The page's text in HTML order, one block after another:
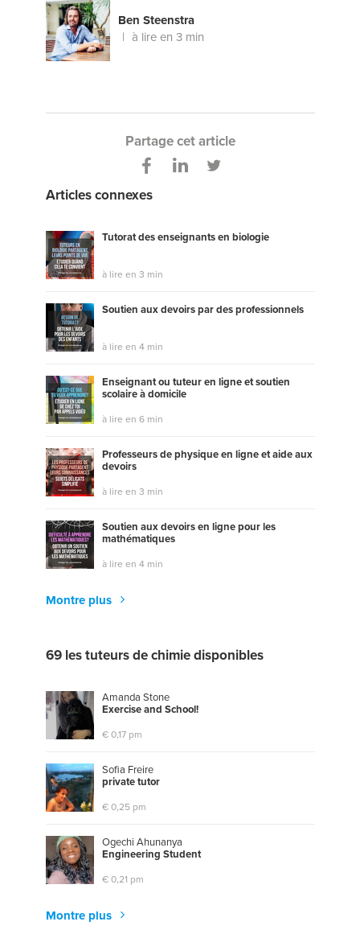
Ben Steenstra
à lire en 3 min
Partage cet article
Articles connexes
Tutorat des enseignants en biologie
à lire en 3 min
Soutien aux devoirs par des professionnels
à lire en 4 min
Enseignant ou tuteur en ligne et soutien
scolaire à domicile
à lire en 6 min
Professeurs de physique en ligne et aide aux
devoirs
à lire en 3 min
Soutien aux devoirs en ligne pour les
mathématiques
à lire en 4 min
Montre plus
69 les tuteurs de chimie disponibles
Amanda Stone
Exerciseand School!
€ 0,17 pm
Sofia Freire
privatetutor
€ 0,25 pm
Ogechi Ahunanya
Engineering Student
€ 0,21 pm
Montre plus